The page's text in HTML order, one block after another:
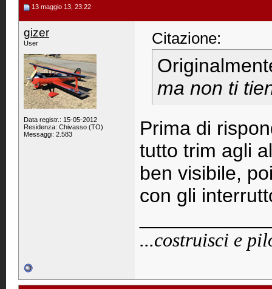
13 maggio 13, 23:22
gizer
User
Data registr.: 15-05-2012
Residenza: Chivasso (TO)
Messaggi: 2.583
Citazione:
ma non ti
Prima di
tutto trim agli
ben visibile,
con gli
...costruisci e